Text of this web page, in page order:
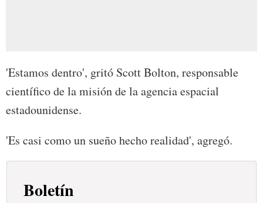
'Estamos dentro', gritó Scott Bolton, responsable
científico de la misión de la agencia espacial
estadounidense.
'Es casi como un sueño hecho realidad', agregó.
Boletín